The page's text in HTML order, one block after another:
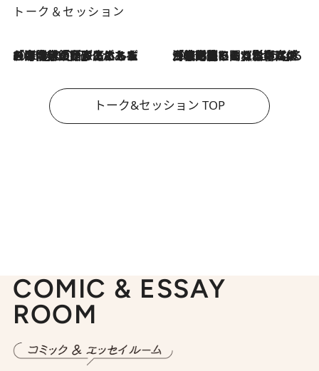
トーク＆セッション
2026.8.3
「今後値上げがあるとすれば…」「リスクがあるのは今年の冬」エネルギー専門家が語る、ホルムズ海峡封鎖が家庭にもたらす“ある心配” 2026.8.3
「住宅建てられない…」「サーチャージ料の高値が続いている」ホルムズ海峡封鎖による影響はいつまで続く？《エネルギー専門家に聞く“どうなる日本の暮らし”》
トーク&セッション TOP
COMIC & ESSAY
ROOM